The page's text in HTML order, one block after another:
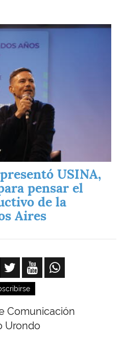
USINA,
pensar el
de la
Aires
Comunicación
Urondo